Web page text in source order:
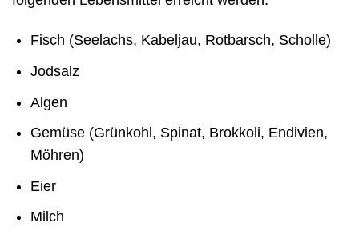
Fisch (Seelachs, Kabeljau, Rotbarsch, Scholle)
Jodsalz
Algen
Gemüse (Grünkohl, Spinat, Brokkoli, Endivien,
Möhren)
Eier
Milch